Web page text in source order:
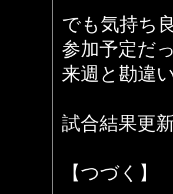
でも気持ち
参加予定だ
来週と勘違
試合結果更
【つづく】